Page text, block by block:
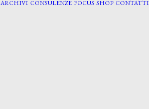
ARCHIVI CONSULENZE FOCUS SHOP CONTATTI